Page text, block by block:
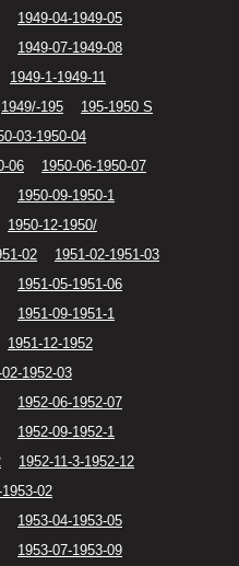
1949-04-1949-05
1949-07-1949-08
1949-1-1949-11
1949/-195
195-1950 S
03-1950-04
06
1950-06-1950-07
1950-09-1950-1
1950-12-1950/
02
1951-02-1951-03
1951-05-1951-06
1951-09-1951-1
1951-12-1952
1952-03
1952-06-1952-07
1952-09-1952-1
1952-11-3-1952-12
02
1953-04-1953-05
1953-07-1953-09